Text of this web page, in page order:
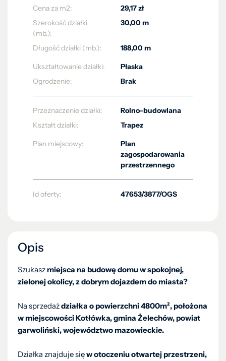
Cena za m2:
29,17 zł
Szerokość działki
(mb.):
30,00 m
Długość działki (mb.): 188,00 m
Ukształtowanie działki:
Płaska
Ogrodzenie:
Brak
Przeznaczenie działki:
Rolno-budowlana
Kształt działki:
Trapez
Plan miejscowy:
Plan
zagospodarowania
przestrzennego
Id oferty: 47653/3877/OGS
Opis
Szukaszmiejsca na budowę domu w spokojnej,
zielonej okolicy, z dobrym dojazdem do miasta?
Na sprzedażdziałka o powierzchni 4800m², położona
w miejscowości Kotłówka, gmina Żelechów, powiat
garwoliński, województwo mazowieckie.
Działka znajduje sięw otoczeniu otwartej przestrzeni,